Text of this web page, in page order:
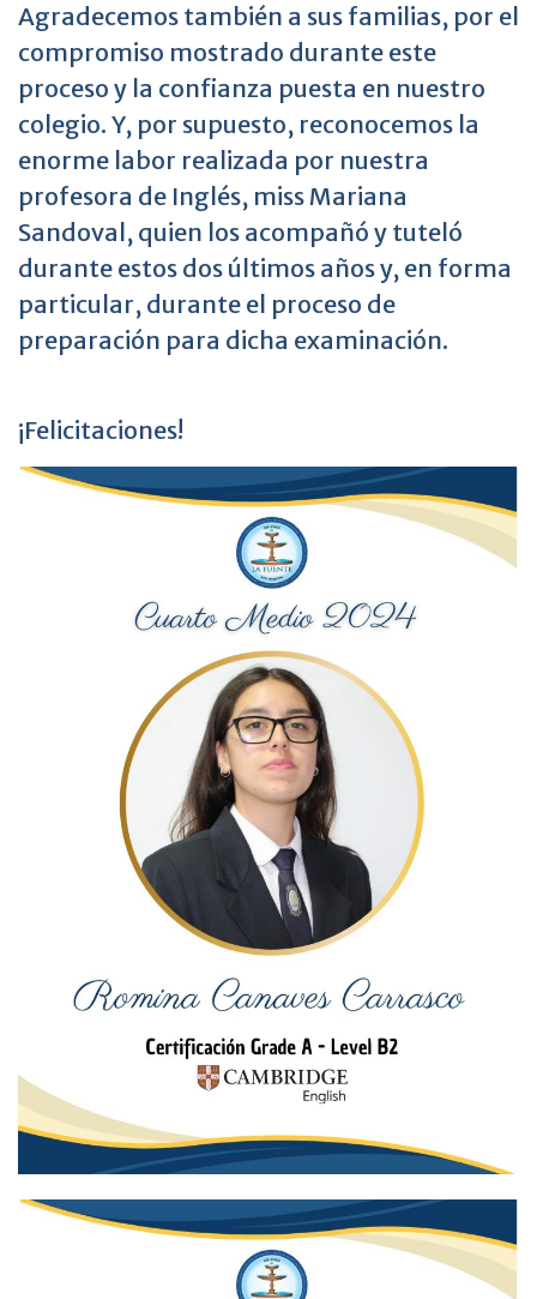
Agradecemos también a sus familias, por el
compromiso mostrado durante este
proceso y la confianza puesta en nuestro
colegio. Y, por supuesto, reconocemos la
enorme labor realizada por nuestra
profesora de Inglés, miss Mariana
Sandoval, quien los acompañó y tuteló
durante estos dos últimos años y, en forma
particular, durante el proceso de
preparación para dicha examinación.
¡Felicitaciones!